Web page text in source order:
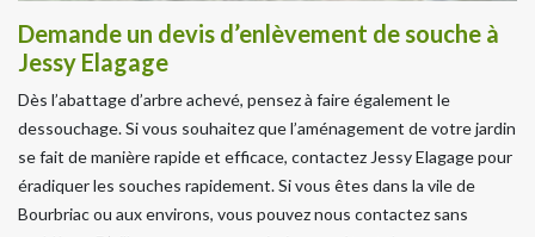
Demande un devis d’enlèvement de souche à
Jessy Elagage
Dès l’abattage d’arbre achevé, pensez à faire également le
dessouchage. Si vous souhaitez que l’aménagement de votre jardin
se fait de manière rapide et efficace, contactez Jessy Elagage pour
éradiquer les souches rapidement. Si vous êtes dans la vile de
Bourbriac ou aux environs, vous pouvez nous contactez sans